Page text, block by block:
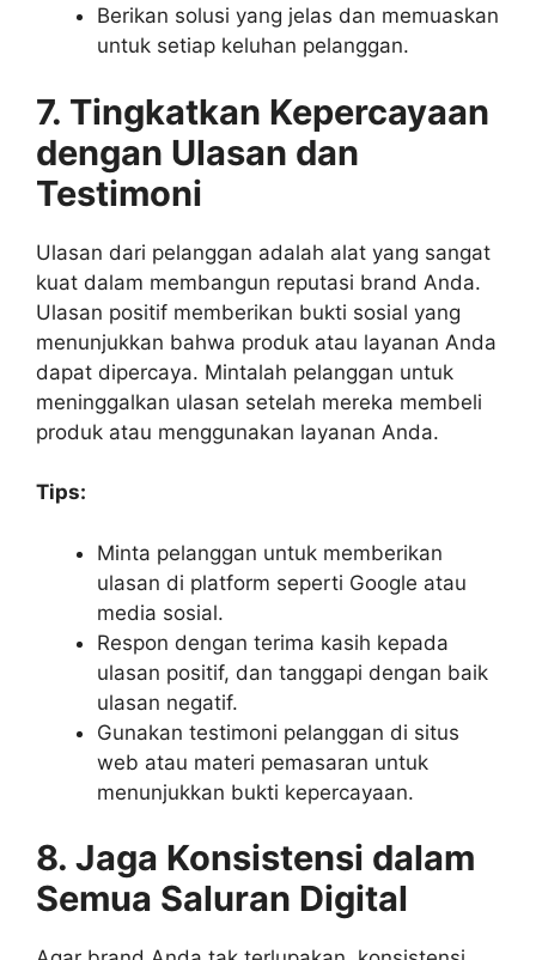
Berikan solusi yang jelas dan memuaskan
untuk setiap keluhan pelanggan.
7. Tingkatkan Kepercayaan
dengan Ulasan dan
Testimoni
Ulasan dari pelanggan adalah alat yang sangat
kuat dalam membangun reputasi brand Anda.
Ulasan positif memberikan bukti sosial yang
menunjukkan bahwa produk atau layanan Anda
dapat dipercaya. Mintalah pelanggan untuk
meninggalkan ulasan setelah mereka membeli
produk atau menggunakan layanan Anda.
Tips:
Minta pelanggan untuk memberikan
ulasan di platform seperti Google atau
media sosial.
Respon dengan terima kasih kepada
ulasan positif, dan tanggapi dengan baik
ulasan negatif.
Gunakan testimoni pelanggan di situs
web atau materi pemasaran untuk
menunjukkan bukti kepercayaan.
8. Jaga Konsistensi dalam
Semua Saluran Digital